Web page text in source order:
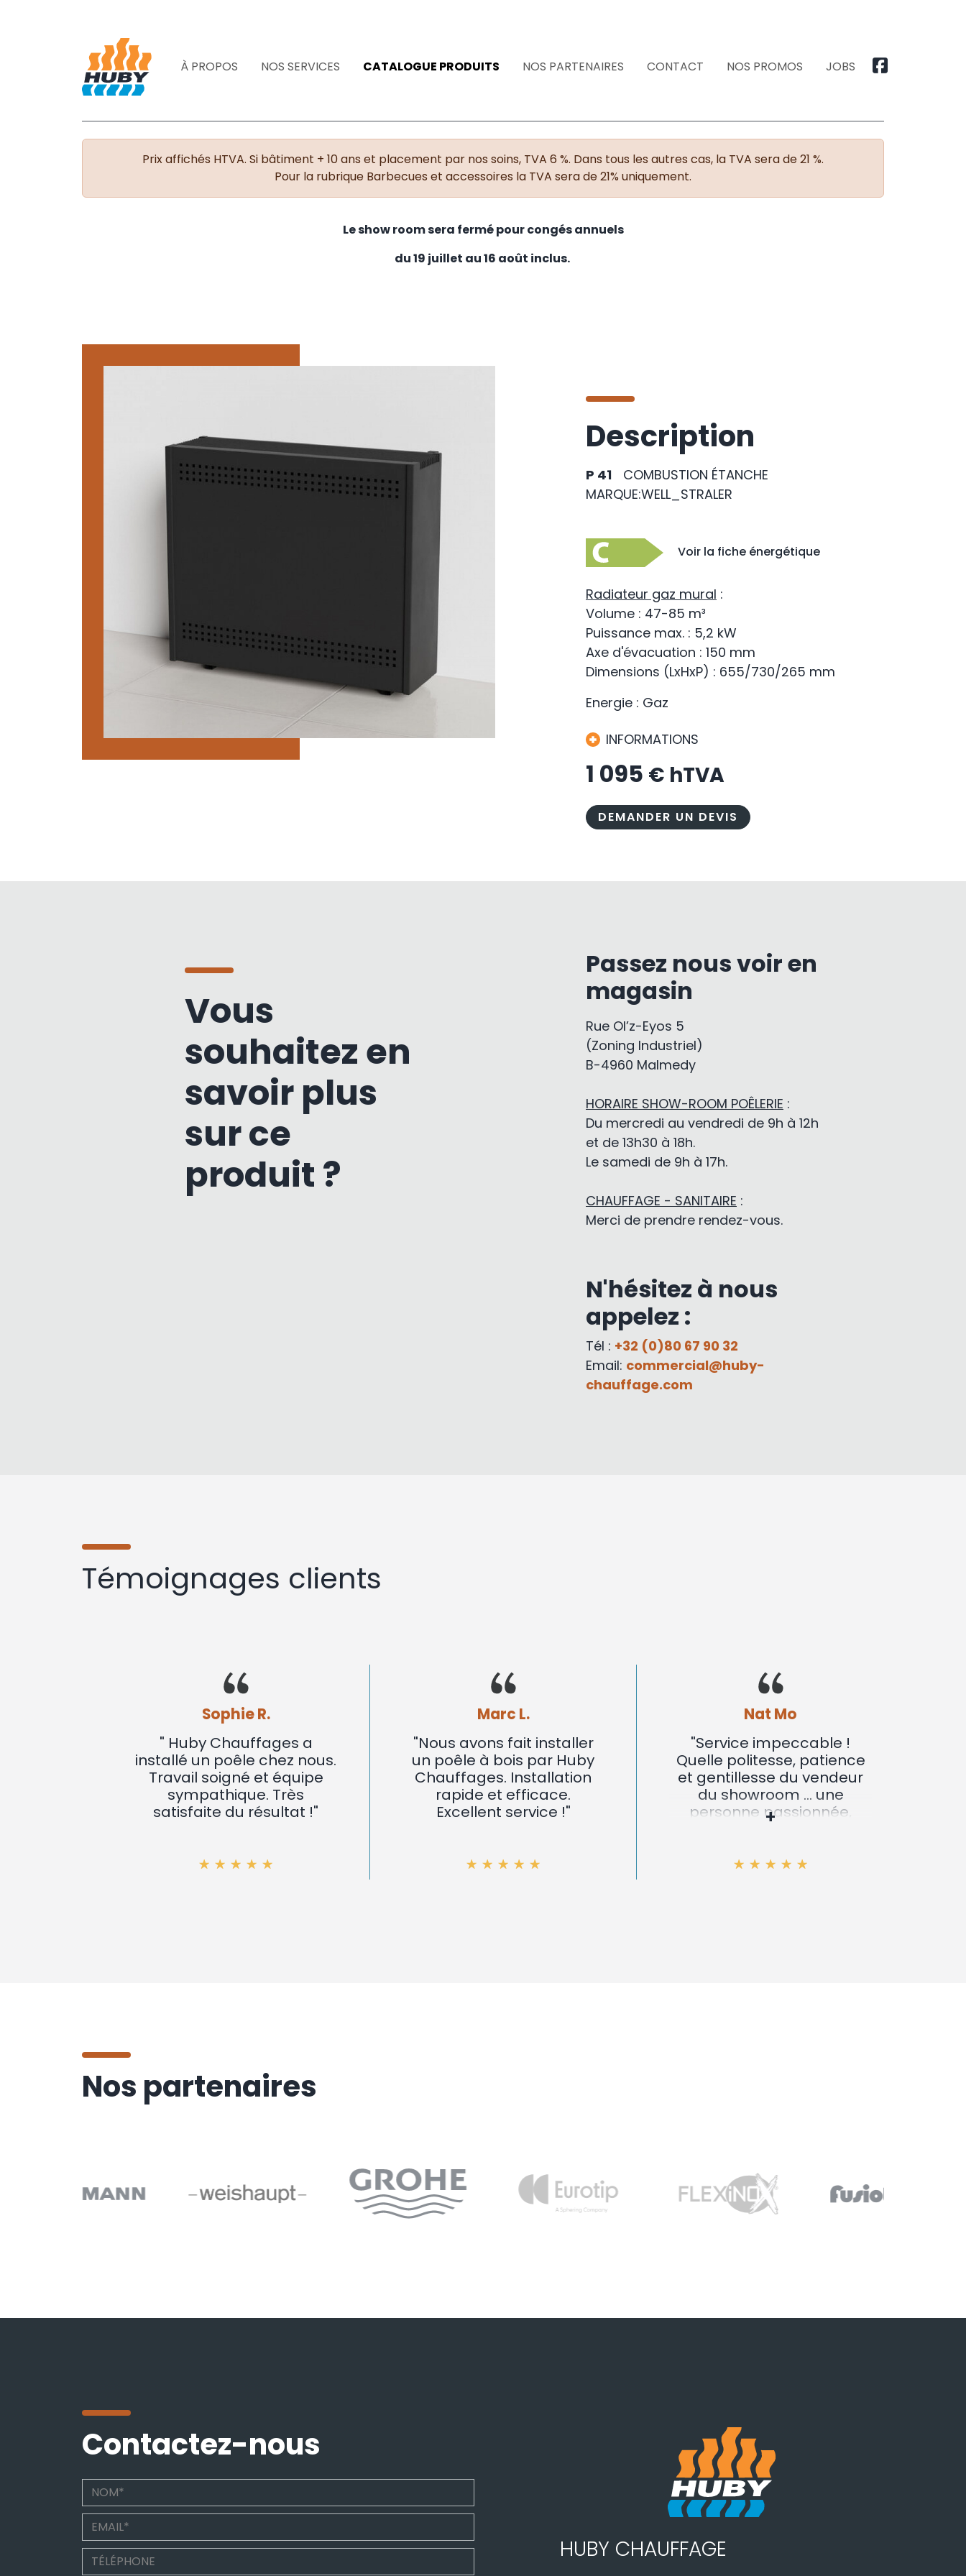
À PROPOS NOS SERVICES CATALOGUE PRODUITS NOS PARTENAIRES CONTACT NOS PROMOS JOBS
Prix affichés HTVA. Si bâtiment + 10 ans et placement par nos soins, TVA 6 %. Dans tous les autres cas, la TVA sera de 21 %.
Pour la rubrique Barbecues et accessoires la TVA sera de 21% uniquement.
Le show room sera fermé pour congés annuels
du 19 juillet au 16 août inclus.
Description
P 41
COMBUSTION ÉTANCHE
MARQUE:WELL_STRALER
Voir la fiche énergétique
Radiateur gaz mural :
Volume : 47-85 m³
Puissance max. : 5,2 kW
Axe d'évacuation : 150 mm
Dimensions (LxHxP) : 655/730/265 mm
Energie : Gaz
INFORMATIONS
1 095 € hTVA
DEMANDER UN DEVIS
Vous
souhaitez en
savoir plus
sur ce
produit ?
Passez nous voir en
magasin
Rue Ol’z-Eyos 5
(Zoning Industriel)
B-4960 Malmedy
HORAIRE SHOW-ROOM POÊLERIE :
Du mercredi au vendredi de 9h à 12h
et de 13h30 à 18h.
Le samedi de 9h à 17h.
CHAUFFAGE - SANITAIRE :
Merci de prendre rendez-vous.
N'hésitez à nous
appelez :
Tél : +32 (0)80 67 90 32
Email: commercial@huby-
chauffage.com
Témoignages clients
Sophie R.
" Huby Chauffages a
installé un poêle chez nous.
Travail soigné et équipe
sympathique. Très
satisfaite du résultat !"
Marc L.
"Nous avons fait installer
un poêle à bois par Huby
Chauffages. Installation
rapide et efficace.
Excellent service !"
Nat Mo
"Service impeccable !
Quelle politesse, patience
et gentillesse du vendeur
du showroom ... une
personne passionnée,
tous les niveaux, du
+
Nos partenaires
Contactez-nous
HUBY CHAUFFAGE